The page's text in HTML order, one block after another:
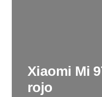
Xiaomi Mi
rojo